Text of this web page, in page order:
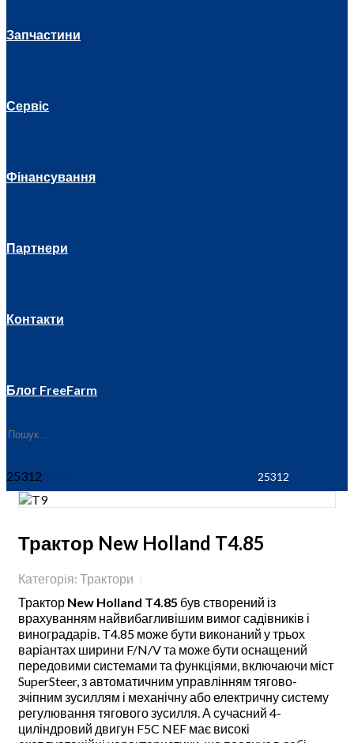
Запчастини
Сервіс
Фінансування
Партнери
Контакти
Блог FreeFarm
25312
Трактор New Holland T4.85
Категорія: Трактори
Трактор New Holland T4.85 був створений із
врахуванням найвибагливішим вимог садівників і
виноградарів. T4.85 може бути виконаний у трьох
варіантах ширини F/N/V та може бути оснащений
передовими системами та функціями, включаючи міст
SuperSteer, з автоматичним управлінням тягово-
зчіпним зусиллям і механічну або електричну систему
регулювання тягового зусилля. А сучасний 4-
циліндровий двигун F5C NEF має високі